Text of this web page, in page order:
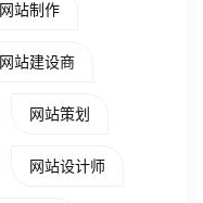
网站制作
网站建设商
网站策划
网站设计师